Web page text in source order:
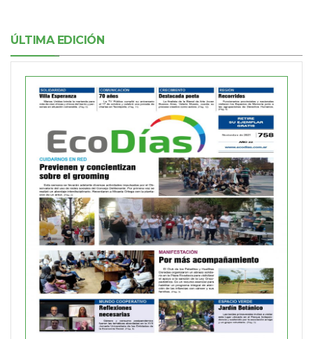
ÚLTIMA EDICIÓN